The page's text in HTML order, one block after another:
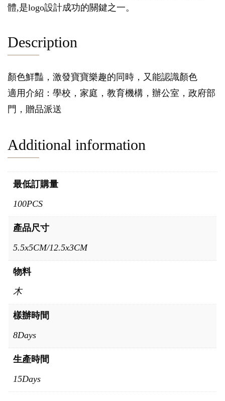
體,是logo設計成功的關鍵之一。
Description
顏色鮮豔，激發寶寶樂趣的同時，又能認識顏色
適用介紹：學校，家庭，教育機構，辦公室，政府部
門，贈品派送
Additional information
最低訂購量
100PCS
產品尺寸
5.5x5CM/12.5x3CM
物料
木
樣辦時間
8Days
生產時間
15Days